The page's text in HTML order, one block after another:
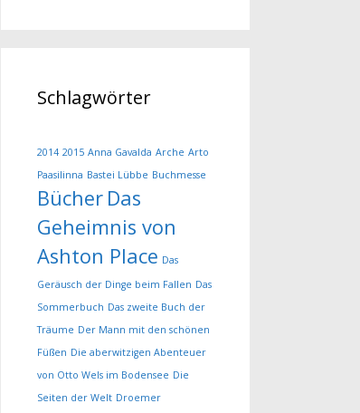
Schlagwörter
2014 2015 Anna Gavalda Arche Arto
Paasilinna Bastei Lübbe Buchmesse
Bücher Das
Geheimnis von
Ashton Place Das
Geräusch der Dinge beim Fallen Das
Sommerbuch Das zweite Buch der
Träume Der Mann mit den schönen
Füßen Die aberwitzigen Abenteuer
von Otto Wels im Bodensee Die
Seiten der Welt Droemer